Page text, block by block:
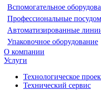
Вспомогательное
Профессиональные
Автоматизированные
Упаковочное оборудование
О компании
Услуги
Технологическое
Технический сервис